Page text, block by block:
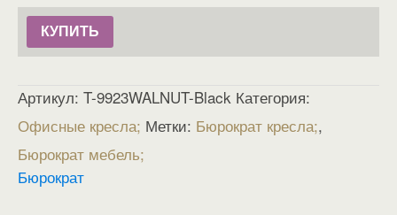
КУПИТЬ
Артикул: T-9923WALNUT-Black Категория:
Офисные кресла Метки: Бюрократ кресла ,
Бюрократ мебель
Бюрократ